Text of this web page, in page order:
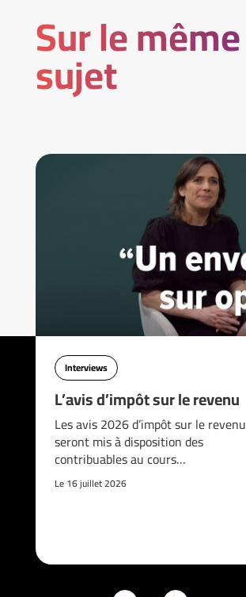
Sur le même
sujet
Interviews
L’avis d’impôt sur le revenu
Les avis 2026 d’impôt sur le revenu
seront mis à disposition des
contribuables au cours…
Le 16 juillet 2026